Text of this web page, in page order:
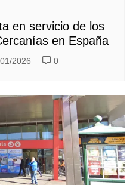
en servicio de los
en España
2026 0